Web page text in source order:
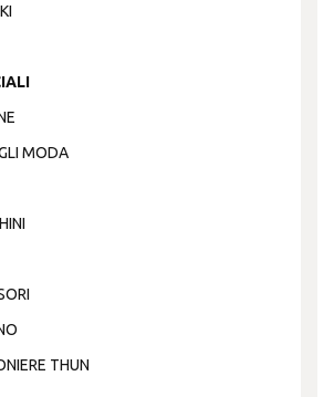
MODA
THUN